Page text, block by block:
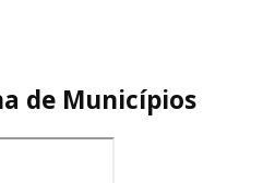
de Municípios